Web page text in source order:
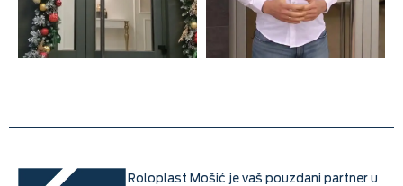
Roloplast Mošić je vaš pouzdani partner u